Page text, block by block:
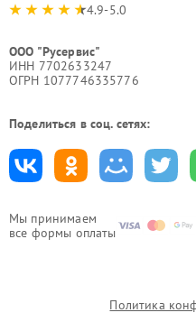
Мы принимаем
все формы оплаты
4.9-5.0
ООО "Русервис"
ИНН 7702633247
ОГРН 1077746335776
Поделиться в соц. сетях:
Политика